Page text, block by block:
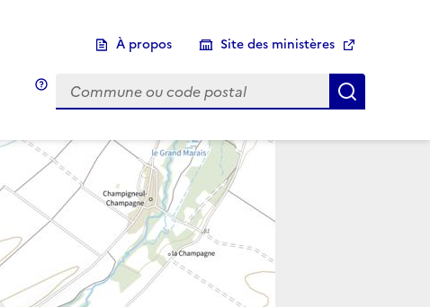
À propos Site des ministères
Choix d'une commune
Infobulle